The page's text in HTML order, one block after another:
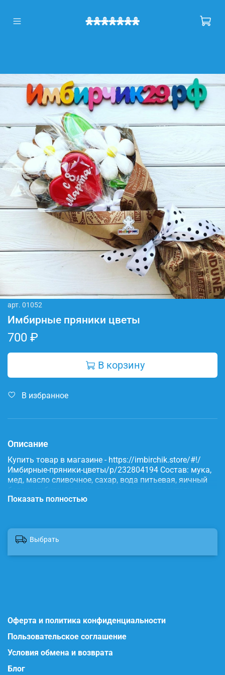
арт. 01052
Имбирные пряники цветы
700 ₽
В корзину
В избранное
Описание
Купить товар в магазине - https://imbirchik.store/#!/
Имбирные-пряники-цветы/p/232804194 Состав: мука,
мед, масло сливочное, сахар, вода питьевая, яичный
белок, имбирь, корица, сода, пищевые красители.
Показать полностью
Выбрать
Оферта и политика конфиденциальности
Пользовательское соглашение
Условия обмена и возврата
Блог